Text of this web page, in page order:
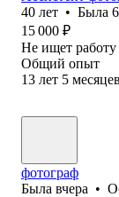
40 лет • Была
15 000 ₽
Не ищет работу
Общий опыт
13 лет 5 месяцев
фотограф
Была вчера •